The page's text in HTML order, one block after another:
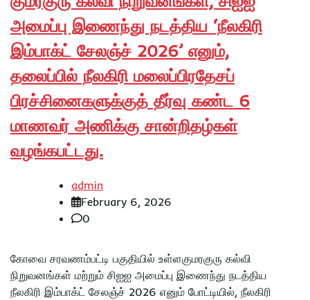
அமைப்பு இணைந்து நடத்திய ‘நீலகிரி
இம்பாக்ட் சேலஞ்ச் 2026’ எனும்,
தலைப்பில் நீலகிரி மலைப்பிரதேசப்
பிரச்சினைகளுக்குத் தீர்வு கண்ட 6
மாணவர் அணிக்கு சான்றிதழ்கள்
வழங்கபட்டது.
admin
February 6, 2026
0
கோவை சரவணம்பட்டி பகுதியில் உள்ளகுமரகுரு கல்வி
நிறுவனங்கள் மற்றும் சிஐஐ அமைப்பு இணைந்து நடத்திய
நீலகிரி இம்பாக்ட் சேலஞ்ச் 2026 எனும் போட்டியில், நீலகிரி